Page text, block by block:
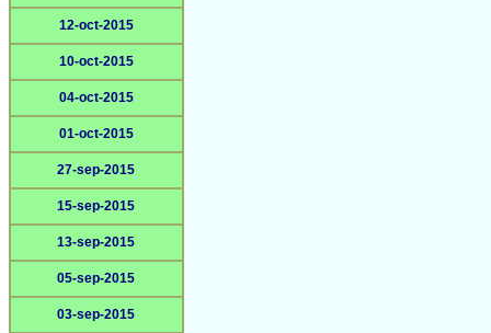
12-oct-2015
10-oct-2015
04-oct-2015
01-oct-2015
27-sep-2015
15-sep-2015
13-sep-2015
05-sep-2015
03-sep-2015